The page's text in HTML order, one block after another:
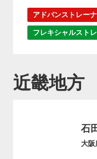
アドバンストレー
フレキシャルスト
近畿地方
石
大阪